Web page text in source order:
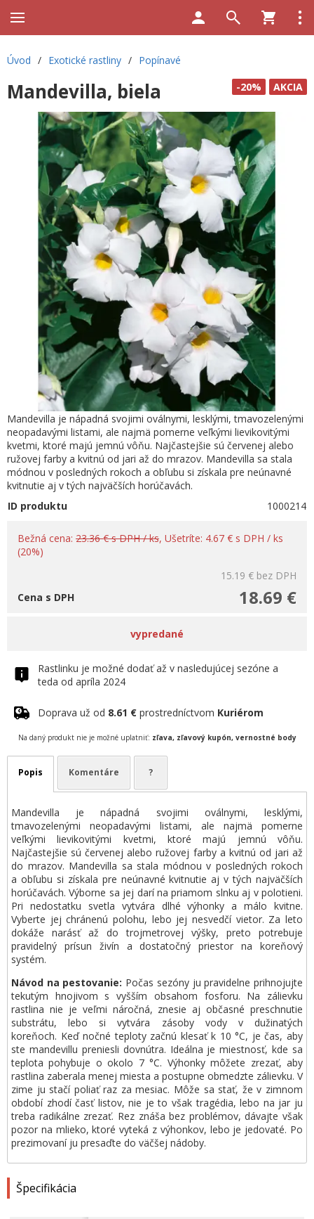
Úvod / Exotické rastliny / Popínavé
AKCIA
-20%
Mandevilla, biela
Mandevilla je nápadná svojimi oválnymi, lesklými, tmavozelenými
neopadavými listami, ale najmä pomerne veľkými lievikovitými
kvetmi, ktoré majú jemnú vôňu. Najčastejšie sú červenej alebo
ružovej farby a kvitnú od jari až do mrazov. Mandevilla sa stala
módnou v posledných rokoch a obľubu si získala pre neúnavné
kvitnutie aj v tých najväčších horúčavách.
ID produktu
1000214
Bežná cena: 23.36 € s DPH / ks, Ušetríte: 4.67 € s DPH / ks
(20%)
15.19 € bez DPH
18.69 €
Cena s DPH
vypredané
Rastlinku je možné dodať až v nasledujúcej sezóne a
teda od apríla 2024
Doprava už od 8.61 € prostredníctvom Kuriérom
Na daný produkt nie je možné uplatniť: zľava, zľavový kupón, vernostné body
Popis Komentáre ?
Mandevilla je nápadná svojimi oválnymi, lesklými,
tmavozelenými neopadavými listami, ale najmä pomerne
veľkými lievikovitými kvetmi, ktoré majú jemnú vôňu.
Najčastejšie sú červenej alebo ružovej farby a kvitnú od jari až
do mrazov. Mandevilla sa stala módnou v posledných rokoch
a obľubu si získala pre neúnavné kvitnutie aj v tých najväčších
horúčavách. Výborne sa jej darí na priamom slnku aj v polotieni.
Pri nedostatku svetla vytvára dlhé výhonky a málo kvitne.
Vyberte jej chránenú polohu, lebo jej nesvedčí vietor. Za leto
dokáže narásť až do trojmetrovej výšky, preto potrebuje
pravidelný prísun živín a dostatočný priestor na koreňový
systém.
Návod na pestovanie: Počas sezóny ju pravidelne prihnojujte
tekutým hnojivom s vyšším obsahom fosforu. Na zálievku
rastlina nie je veľmi náročná, znesie aj občasné preschnutie
substrátu, lebo si vytvára zásoby vody v dužinatých
koreňoch. Keď nočné teploty začnú klesať k 10 °C, je čas, aby
ste mandevillu preniesli dovnútra. Ideálna je miestnosť, kde sa
teplota pohybuje o okolo 7 °C. Výhonky môžete zrezať, aby
rastlina zaberala menej miesta a postupne obmedzte zálievku. V
zime ju stačí poliať raz za mesiac. Môže sa stať, že v zimnom
období zhodí časť listov, nie je to však tragédia, lebo na jar ju
treba radikálne zrezať. Rez znáša bez problémov, dávajte však
pozor na mlieko, ktoré vyteká z výhonkov, lebo je jedovaté. Po
prezimovaní ju presaďte do väčšej nádoby.
Špecifikácia